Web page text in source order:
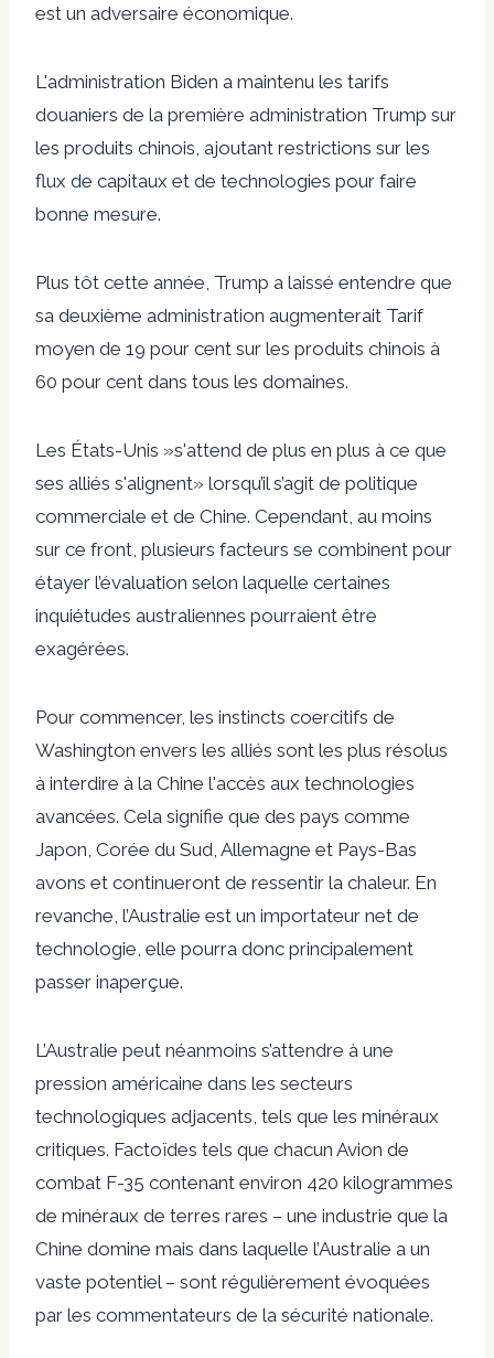
est un adversaire économique.
L'administration Biden a maintenu les tarifs
douaniers de la première administration Trump sur
les produits chinois, ajoutant restrictions sur les
flux de capitaux et de technologies pour faire
bonne mesure.
Plus tôt cette année, Trump a laissé entendre que
sa deuxième administration augmenterait Tarif
moyen de 19 pour cent sur les produits chinois à
60 pour cent dans tous les domaines.
Les États-Unis »s'attend de plus en plus à ce que
ses alliés s'alignent» lorsqu’il s’agit de politique
commerciale et de Chine. Cependant, au moins
sur ce front, plusieurs facteurs se combinent pour
étayer l’évaluation selon laquelle certaines
inquiétudes australiennes pourraient être
exagérées.
Pour commencer, les instincts coercitifs de
Washington envers les alliés sont les plus résolus
à interdire à la Chine l'accès aux technologies
avancées. Cela signifie que des pays comme
Japon, Corée du Sud, Allemagne et Pays-Bas
avons et continueront de ressentir la chaleur. En
revanche, l’Australie est un importateur net de
technologie, elle pourra donc principalement
passer inaperçue.
L’Australie peut néanmoins s’attendre à une
pression américaine dans les secteurs
technologiques adjacents, tels que les minéraux
critiques. Factoïdes tels que chacun Avion de
combat F-35 contenant environ 420 kilogrammes
de minéraux de terres rares – une industrie que la
Chine domine mais dans laquelle l’Australie a un
vaste potentiel – sont régulièrement évoquées
par les commentateurs de la sécurité nationale.